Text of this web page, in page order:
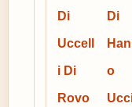
Di
Uccell
i Di
Rovo
Di
o